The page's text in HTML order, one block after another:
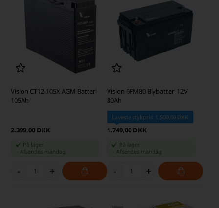
Vision CT12-105X AGM Batteri
105Ah
2.399,00 DKK
På lager
Afsendes mandag
- +
Vision 6FM80 Blybatteri 12V
80Ah
Laveste stykpris: 1.500,00 DKK
1.749,00 DKK
På lager
Afsendes mandag
- +